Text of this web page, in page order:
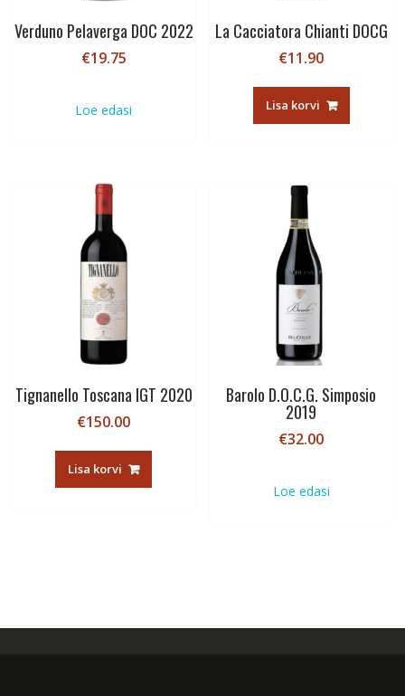
Verduno Pelaverga DOC 2022
€19.75
Loe edasi
La Cacciatora Chianti DOCG
€11.90
Lisa korvi
Tignanello Toscana IGT 2020
€150.00
Lisa korvi
Barolo D.O.C.G. Simposio
2019
€32.00
Loe edasi